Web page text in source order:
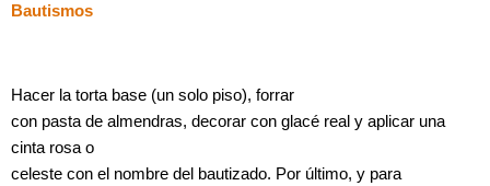
Bautismos
Hacer la torta base (un solo piso), forrar
con pasta de almendras, decorar con glacé real y aplicar una
cinta rosa o
celeste con el nombre del bautizado. Por último, y para